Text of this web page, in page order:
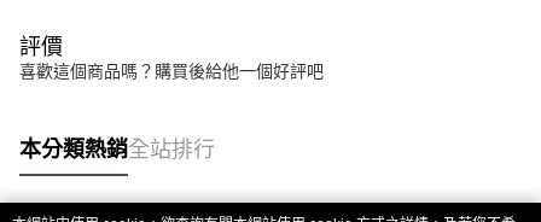
評價
喜歡這個商品嗎？購買後給他一個好評吧
本分類熱銷全站排行